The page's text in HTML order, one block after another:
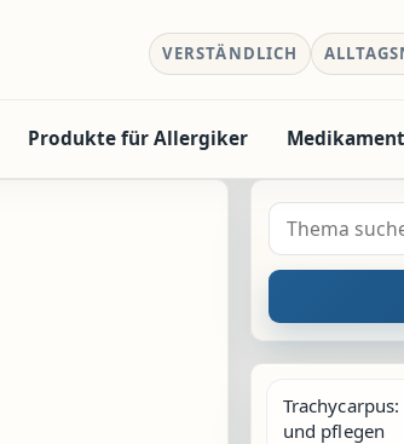
VERSTÄNDLICH
Produkte für Allergiker
Suche nach:
und pflegen